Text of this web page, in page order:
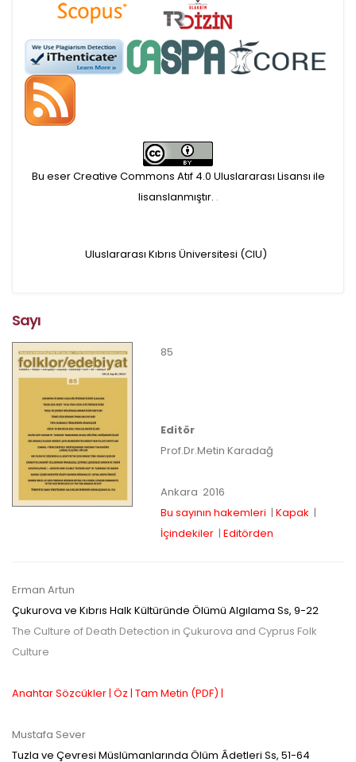
Öndenetimden geçen
makaleler için, 100 Avro
Makale İşletim Ücreti (APC)
Hakem sürecine alınacak
APC bilgi mesajı
ulaşmadan ödeme yapan
yazarlara geri iade
yapılmamaktadır.
Dergiye makale
gönderilmesi ve
Alan Editörü değerlendirmesi
gerçekleştirilmektedir.
Bu eser Creative Commons Atıf 4.0 Uluslararası Lisansı ile
lisanslanmıştır. .
Uluslararası Kıbrıs Üniversitesi (CIU)
Sayı
85
Editör
Prof.Dr.Metin Karadağ
Ankara 2016
Bu sayının hakemleri | Kapak |
İçindekiler | Editörden
Erman Artun
Çukurova ve Kıbrıs Halk Kültüründe Ölümü Algılama Ss, 9-22
The Culture of Death Detection in Çukurova and Cyprus Folk
Culture
Anahtar Sözcükler | Öz | Tam Metin (PDF) |
Mustafa Sever
Tuzla ve Çevresi Müslümanlarında Ölüm Âdetleri Ss, 51-64